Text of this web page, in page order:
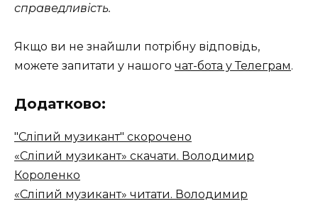
справедливість.
Якщо ви не знайшли потрібну відповідь,
можете запитати у нашого чат-бота у Телеграм.
Додатково:
"Сліпий музикант" скорочено
«Сліпий музикант» скачати. Володимир
Короленко
«Сліпий музикант» читати. Володимир